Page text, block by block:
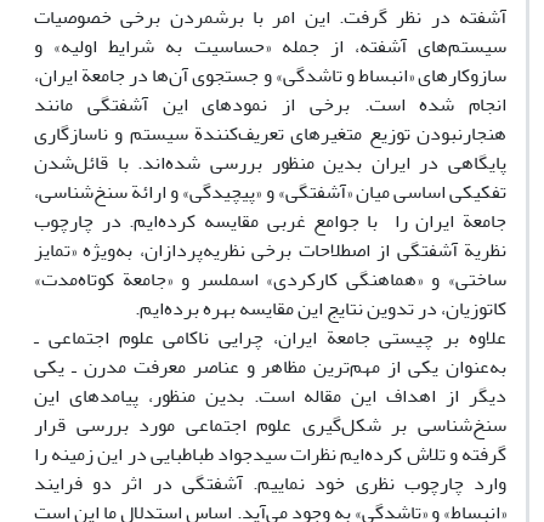
آشفته در نظر گرفت. این امر با برشمردن برخی خصوصیات
سیستم‌های آشفته، از جمله «حساسیت به شرایط اولیه» و
سازوکار‌های «انبساط و تاشدگی» و جستجوی آن‌ها در جامعة ایران،
انجام شده است. برخی از نمودهای این آشفتگی مانند
هنجارنبودن توزیع متغیرهای تعریف‌کنندة سیستم و ناسازگاری
پایگاهی در ایران بدین منظور بررسی شده‌اند. با قائل‌شدن
تفکیکی اساسی میان «آشفتگی» و «پیچیدگی» و ارائة سنخ‌شناسی،
جامعة ایران را با جوامع غربی مقایسه کرده‌ایم. در چارچوب
نظریة آشفتگی از اصطلاحات برخی نظریه‌پردازان، به‌ویژه «تمایز
ساختی» و «هماهنگی کارکردی» اسملسر و «جامعة کوتاه‌مدت»
کاتوزیان، در تدوین نتایج این مقایسه بهره برده‌ایم.
علاوه بر چیستی جامعة ایران، چرایی ناکامی علوم اجتماعی ـ
به‌عنوان یکی از مهم‌ترین مظاهر و عناصر معرفت مدرن ـ یکی
دیگر از اهداف این مقاله است. بدین منظور، پیامدهای این
سنخ‌شناسی بر شکل‌گیری علوم اجتماعی مورد بررسی قرار
گرفته و تلاش کرده‌ایم نظرات سیدجواد طباطبایی در این زمینه را
وارد چارچوب نظری خود نماییم. آشفتگی در اثر دو فرایند
«انبساط» و «تاشدگی» به وجود می‌آید. اساس استدلال ما این است